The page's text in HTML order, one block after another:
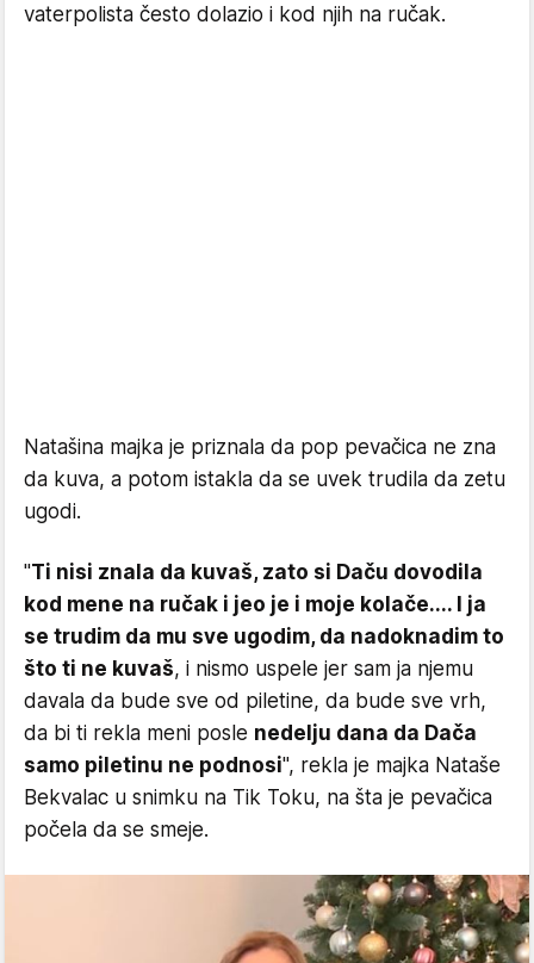
vaterpolista često dolazio i kod njih na ručak.
Natašina majka je priznala da pop pevačica ne zna
da kuva, a potom istakla da se uvek trudila da zetu
ugodi.
"Ti nisi znala da kuvaš, zato si Daču dovodila
kod mene na ručak i jeo je i moje kolače.... I ja
se trudim da mu sve ugodim, da nadoknadim to
što ti ne kuvaš, i nismo uspele jer sam ja njemu
davala da bude sve od piletine, da bude sve vrh,
da bi ti rekla meni posle nedelju dana da Dača
samo piletinu ne podnosi", rekla je majka Nataše
Bekvalac u snimku na Tik Toku, na šta je pevačica
počela da se smeje.